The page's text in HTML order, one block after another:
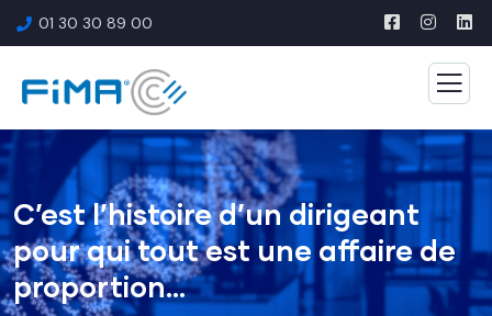
01 30 30 89 00
C’est l’histoire d’un dirigeant
pour qui tout est une affaire de
proportion…